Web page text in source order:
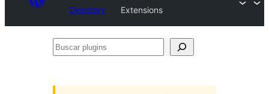
Directory
Extensions
Buscar